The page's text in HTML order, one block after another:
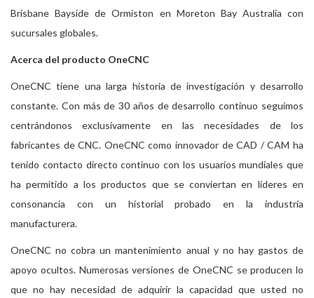
Brisbane Bayside de Ormiston en Moreton Bay Australia con
sucursales globales.
Acerca del producto OneCNC
OneCNC tiene una larga historia de investigación y desarrollo
constante. Con más de 30 años de desarrollo continuo seguimos
centrándonos exclusivamente en las necesidades de los
fabricantes de CNC. OneCNC como innovador de CAD / CAM ha
tenido contacto directo continuo con los usuarios mundiales que
ha permitido a los productos que se conviertan en líderes en
consonancia con un historial probado en la industria
manufacturera.
OneCNC no cobra un mantenimiento anual y no hay gastos de
apoyo ocultos. Numerosas versiones de OneCNC se producen lo
que no hay necesidad de adquirir la capacidad que usted no